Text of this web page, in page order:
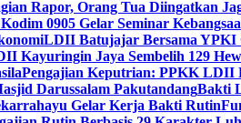
Rapor, Orang Tua Diingatkan
0905 Gelar Seminar
LDII Batujajar Bersama YPKI
Kayuringin Jaya Sembelih 129
Pengajian Keputrian: PPKK LDII
Darussalam PakutandangBakti
Gelar Kerja Bakti Rutin